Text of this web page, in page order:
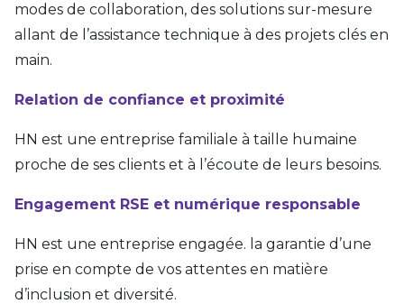
modes de collaboration, des solutions sur-mesure
allant de l’assistance technique à des projets clés en
main.
Relation de confiance et proximité
HN est une entreprise familiale à taille humaine
proche de ses clients et à l’écoute de leurs besoins.
Engagement RSE et numérique responsable
HN est une entreprise engagée. la garantie d’une
prise en compte de vos attentes en matière
d’inclusion et diversité.